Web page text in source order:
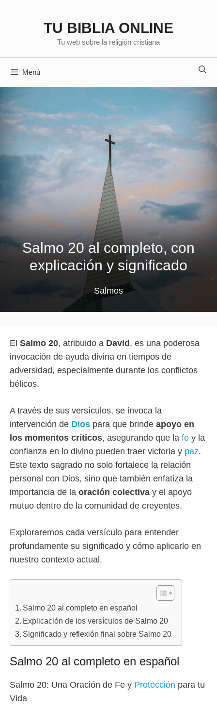
TU BIBLIA ONLINE
Tu web sobre la religión cristiana
Menú
Salmo 20 al completo, con
explicación y significado
Salmos
El Salmo 20, atribuido a David, es una poderosa
invocación de ayuda divina en tiempos de
adversidad, especialmente durante los conflictos
bélicos.
A través de sus versículos, se invoca la
intervención de Dios para que brinde apoyo en
los momentos críticos, asegurando que la fe y la
confianza en lo divino pueden traer victoria y paz.
Este texto sagrado no solo fortalece la relación
personal con Dios, sino que también enfatiza la
importancia de la oración colectiva y el apoyo
mutuo dentro de la comunidad de creyentes.
Exploraremos cada versículo para entender
profundamente su significado y cómo aplicarlo en
nuestro contexto actual.
Salmo 20 al completo en español
Explicación de los versículos de Salmo 20
Significado y reflexión final sobre Salmo 20
Salmo 20 al completo en español
Salmo 20: Una Oración de Fe y Protección para tu
Vida